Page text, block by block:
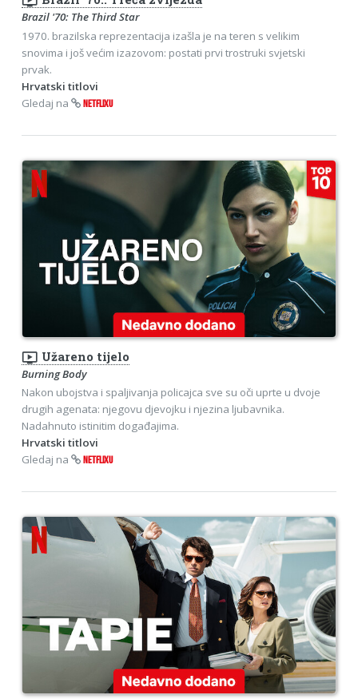
Brazil '70: The Third Star
1970. brazilska reprezentacija izašla je na teren s velikim
snovima i još većim izazovom: postati prvi trostruki svjetski
prvak.
Hrvatski titlovi
Gledaj na
NETFLIXU
ondemand_video Užareno tijelo
Burning Body
Nakon ubojstva i spaljivanja policajca sve su oči uprte u dvoje
drugih agenata: njegovu djevojku i njezina ljubavnika.
Nadahnuto istinitim događajima.
Hrvatski titlovi
Gledaj na
NETFLIXU